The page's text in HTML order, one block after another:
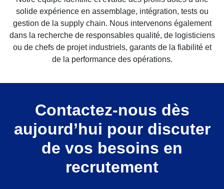
solide expérience en assemblage, intégration, tests ou
gestion de la supply chain. Nous intervenons également
dans la recherche de responsables qualité, de logisticiens
ou de chefs de projet industriels, garants de la fiabilité et
de la performance des opérations.
Contactez-nous dès
aujourd’hui pour discuter
de vos besoins en
recrutement